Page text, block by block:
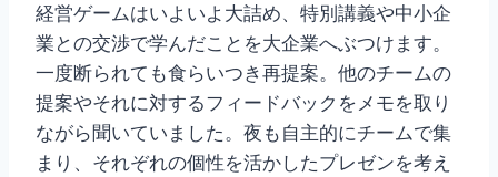
経営ゲームはいよいよ大詰め、特別講義や中小企
業との交渉で学んだことを大企業へぶつけます。
一度断られても食らいつき再提案。他のチームの
提案やそれに対するフィードバックをメモを取り
ながら聞いていました。夜も自主的にチームで集
まり、それぞれの個性を活かしたプレゼンを考え